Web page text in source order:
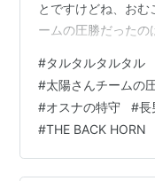
とですけどね、お
ームの圧勝だったの
は打って変わって東
うなが受験で上京す
止まらないで下さい
動手段がなくなるの
で、天気予報が杞憂
#タルタルタルタル
#太陽さんチームの
#オスナの特守 #長
#THE BACK HORN